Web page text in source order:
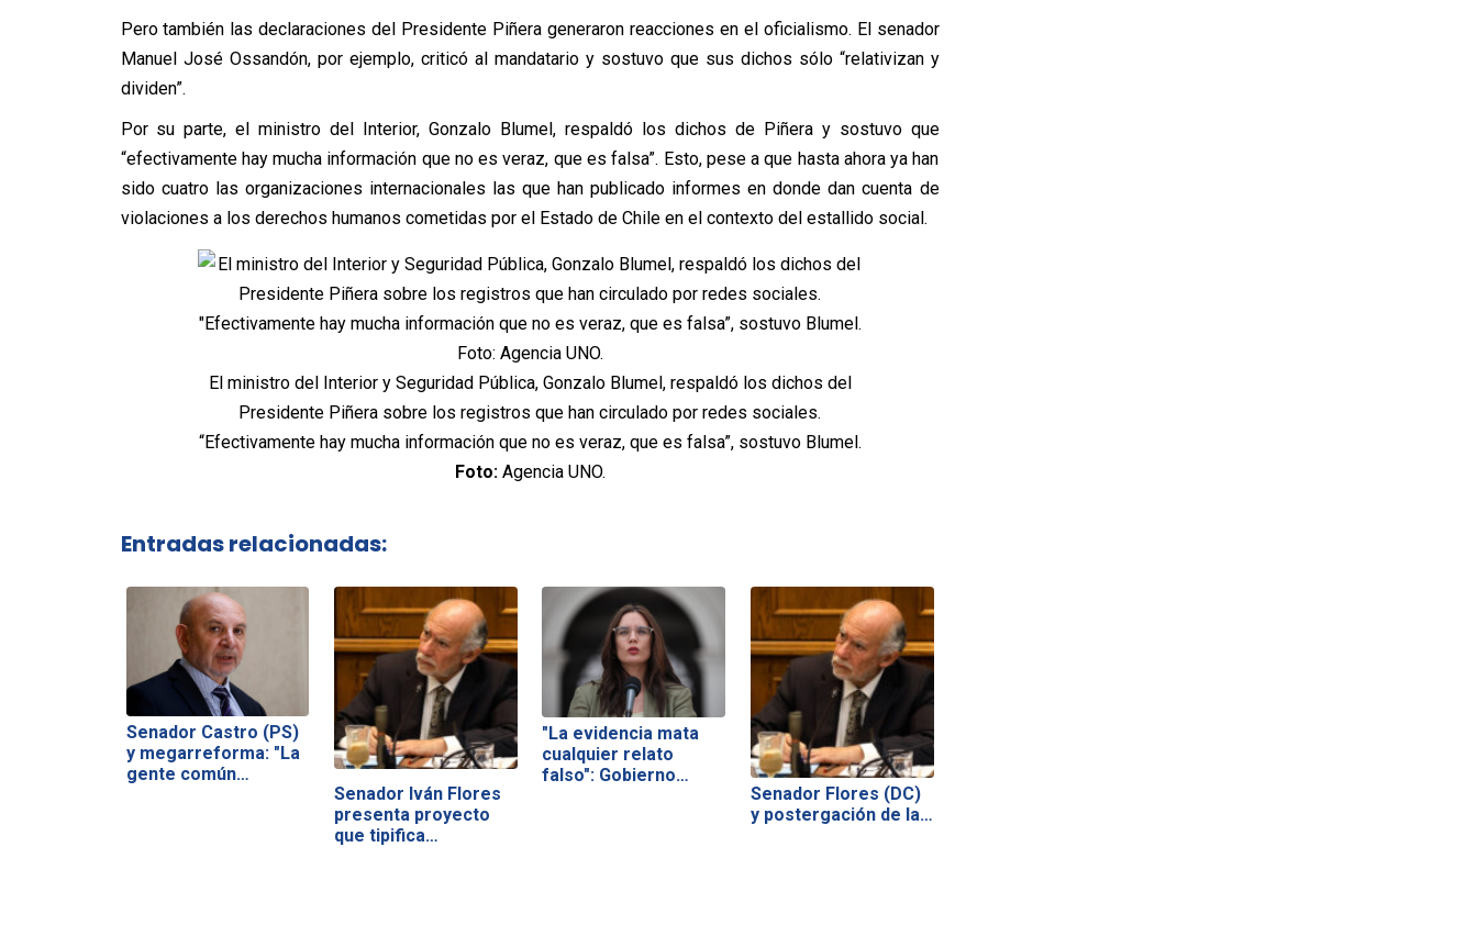
Pero también las declaraciones del Presidente Piñera generaron reacciones en el oficialismo. El senador
Manuel José Ossandón, por ejemplo, criticó al mandatario y sostuvo que sus dichos sólo “relativizan y
dividen”.
Por su parte, el ministro del Interior, Gonzalo Blumel, respaldó los dichos de Piñera y sostuvo que
“efectivamente hay mucha información que no es veraz, que es falsa”. Esto, pese a que hasta ahora ya han
sido cuatro las organizaciones internacionales las que han publicado informes en donde dan cuenta de
violaciones a los derechos humanos cometidas por el Estado de Chile en el contexto del estallido social.
El ministro del Interior y Seguridad Pública, Gonzalo Blumel, respaldó los dichos del
Presidente Piñera sobre los registros que han circulado por redes sociales.
“Efectivamente hay mucha información que no es veraz, que es falsa”, sostuvo Blumel.
Foto:Agencia UNO.
Entradas relacionadas:
Senador Castro (PS)
y megarreforma: "La
gente común…
Senador Iván Flores
presenta proyecto
que tipifica…
"La evidencia mata
cualquier relato
falso": Gobierno…
Senador Flores (DC)
y postergación de la…